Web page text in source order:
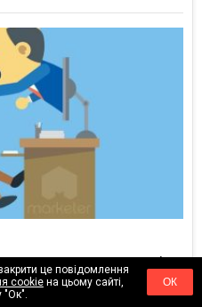
ви зазнали невдачі як
покарань
це повідомлення
cookieна цьому сайті,
"Ок".
ОК